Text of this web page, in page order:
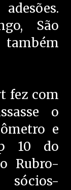
São
fez com
o
e
10 do
Rubro-
sócios-